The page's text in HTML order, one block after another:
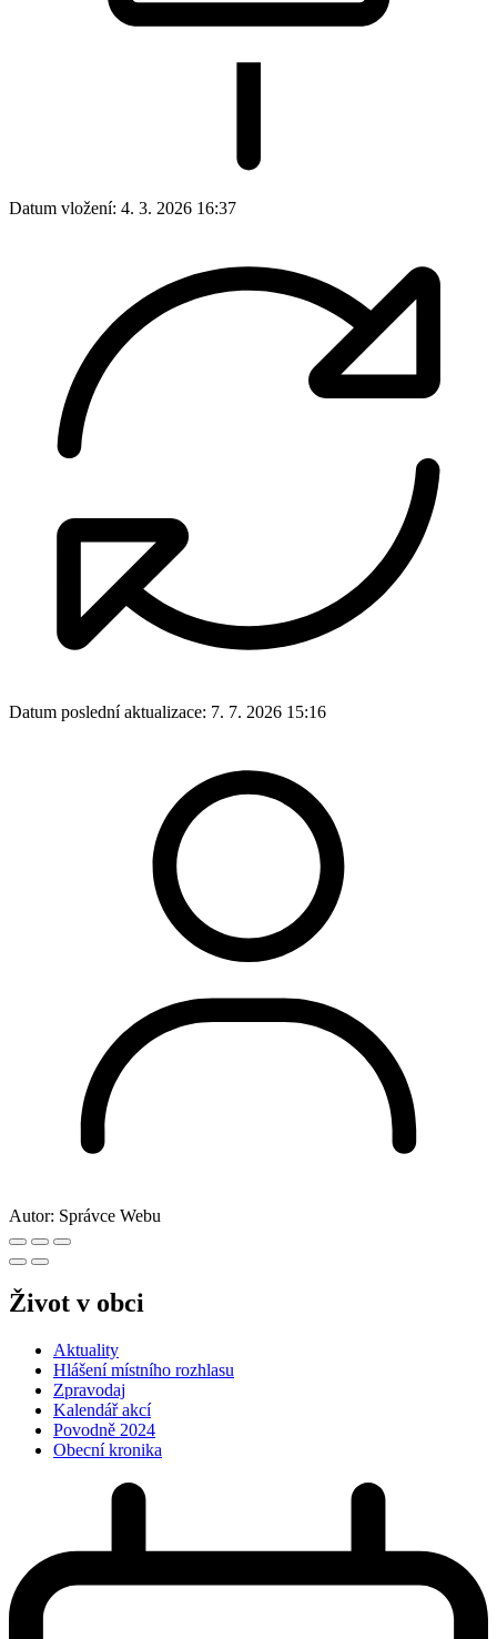
Datum vložení: 4. 3. 2026 16:37
Datum poslední aktualizace: 7. 7. 2026 15:16
Autor: Správce Webu
Život v obci
Aktuality
Hlášení místního rozhlasu
Zpravodaj
Kalendář akcí
Povodně 2024
Obecní kronika